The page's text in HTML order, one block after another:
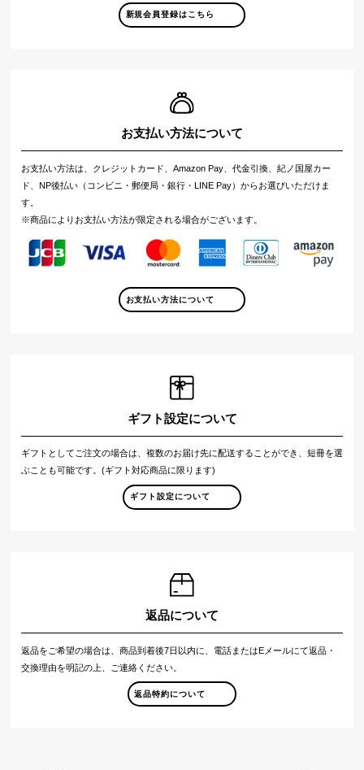
新規会員登録はこちら
お支払い方法について
お支払い方法は、クレジットカード、Amazon Pay、代金引換、紀ノ国屋カー
ド、NP後払い（コンビニ・郵便局・銀行・LINE Pay）からお選びいただけま
す。
※商品によりお支払い方法が限定される場合がございます。
お支払い方法について
ギフト設定について
ギフトとしてご注文の場合は、複数のお届け先に配送することができ、短冊を選
ぶことも可能です。(ギフト対応商品に限ります)
ギフト設定について
返品について
返品をご希望の場合は、商品到着後7日以内に、電話またはEメールにて返品・
交換理由を明記の上、ご連絡ください。
返品特約について